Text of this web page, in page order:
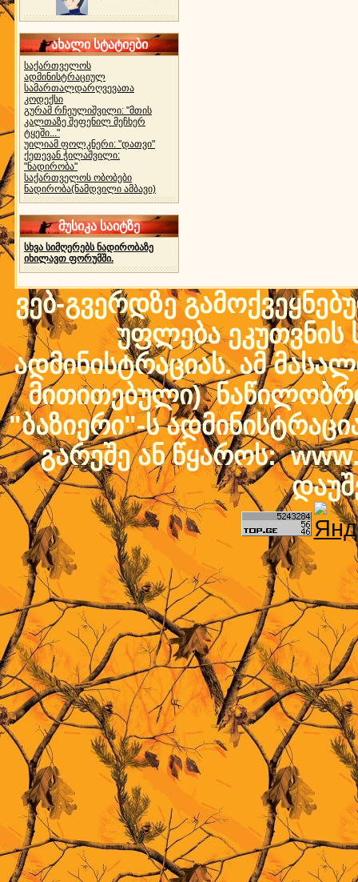
ახალი სტატიები
საქართველოს
ადმინისტრაციულ
სამართალდარღვევათა
კოდექსი
გურამ რჩეულიშვილი: "მთის
კალთაზე შეფენილ მეჩხერ
ტყეში..."
უილიამ ფოლკნერი: "დათვი"
ქეთევან ჭილაშვილი:
"ნადირობა"
საქართველოს ობობები
ნადირობა(ნამდვილი ამბავი)
მუსიკა საიტზე
სხვა სიმღერებს ნადირობაზე
იხილავთ ფორუმში.
ვებ-გვერდზე
უფლება ეკუთვნის
ადმინისტრაციას. ამ
მითითებული)
"ბაზიერი"-ს
გარეშე ან წყაროს: